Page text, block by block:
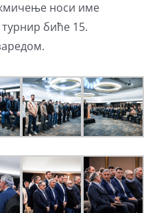
носи име
биће 15.